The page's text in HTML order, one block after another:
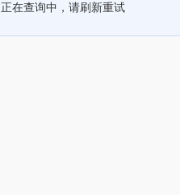
正在查询中，请刷新重试